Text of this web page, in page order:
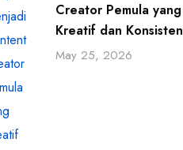
Creator Pemula yang
Kreatif dan Konsisten
May 25, 2026